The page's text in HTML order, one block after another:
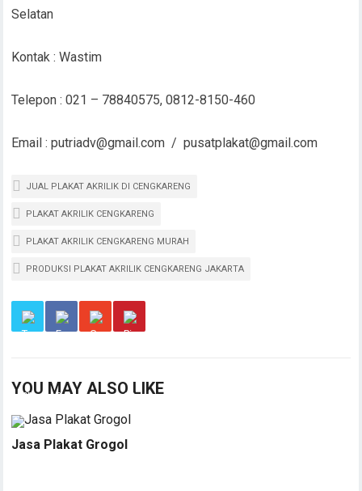
Selatan
Kontak : Wastim
Telepon : 021 – 78840575, 0812-8150-460
Email : putriadv@gmail.com / pusatplakat@gmail.com
JUAL PLAKAT AKRILIK DI CENGKARENG
PLAKAT AKRILIK CENGKARENG
PLAKAT AKRILIK CENGKARENG MURAH
PRODUKSI PLAKAT AKRILIK CENGKARENG JAKARTA
YOU MAY ALSO LIKE
Jasa Plakat Grogol